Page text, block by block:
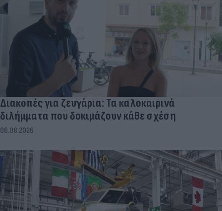
Διακοπές για ζευγάρια: Τα καλοκαιρινά
διλήμματα που δοκιμάζουν κάθε σχέση
06.08.2026